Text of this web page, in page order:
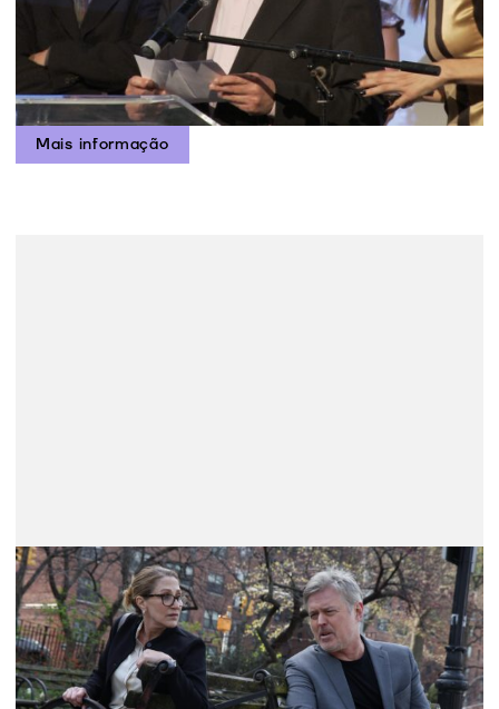
pertenceu ao grupo que se encontrava regularmente
no Vavá; era amigo de António-Pedro Vasconcelos,
Alberto Seixas Santos e João César César Monteiro.
Deixou...
Mais informação
Palmarés LEFFEST 2025
O Júri da 19.ª edição do LEFFEST, composto por Kim
Gordon, Stacy Martin, Manuel Martín Cuenca, Rodrigo
Moreno e Francisco Aires Mateus, atribuiu hoje os